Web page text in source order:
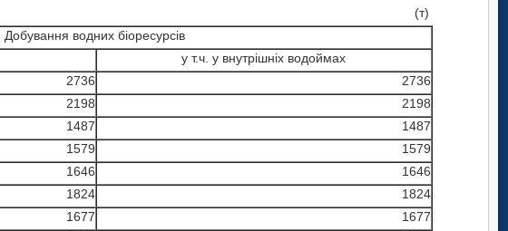
(т)
Добування водних біоресурсів
у т.ч. у внутрішніх водоймах
2736
2736
2198
2198
1487
1487
1579
1579
1646
1646
1824
1824
1677
1677